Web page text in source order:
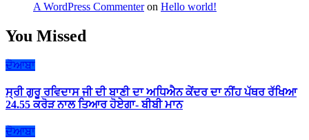
A WordPress Commenteron Hello world!
You Missed
ਦੋਆਬਾ
ਸ੍ਰੀ ਗੁਰੂ ਰਵਿਦਾਸ ਜੀ ਦੀ ਬਾਣੀ ਦਾ ਅਧਿਐਨ ਕੇਂਦਰ ਦਾ ਨੀਂਹ ਪੱਥਰ ਰੱਖਿਆ
24.55 ਕਰੋੜ ਨਾਲ ਤਿਆਰ ਹੋਏਗਾ- ਬੀਬੀ ਮਾਨ
ਦੋਆਬਾ